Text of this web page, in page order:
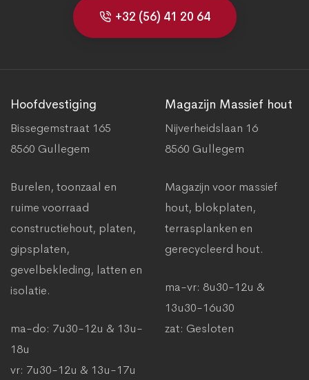
+32 (56) 41 20 64
Hoofdvestiging
Bissegemstraat 165
8560 Gullegem
Burelen, toonzaal en
ruime voorraad
constructiehout, platen,
gipsplaten,
gevelbekleding, latten en
isolatie.
ma-do: 7u30-12u & 13u-
18u
vr: 7u30-12u & 13u-17u
Magazijn Massief hout
Nijverheidslaan 16
8560 Gullegem
Magazijn voor massief
hout, blokplaten,
terrasplanken en
gerecycleerd hout.
ma-vr: 8u30-12u &
13u30-16u30
zat: Gesloten